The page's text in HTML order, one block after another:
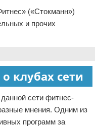
(«Стокманн»)
и прочих
клубах сети
сети фитнес-
мнения. Одним из
программ за